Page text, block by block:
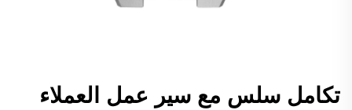
تكامل سلس مع سير عمل العملاء